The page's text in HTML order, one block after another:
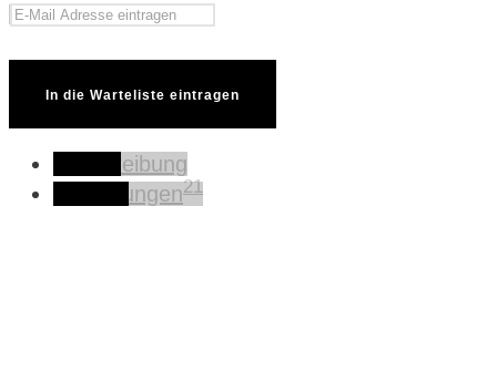
In die Warteliste eintragen
Beschreibung
Bewertungen21